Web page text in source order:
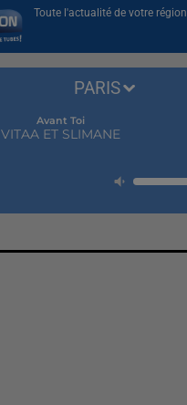
Toute l'actualité de votre région
Avant Toi
VITAA ET SLIMANE
PARIS